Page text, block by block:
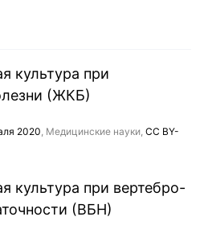
культура при
(ЖКБ)
2020, Медицинские науки, CC BY-
культура при вертебро-
(ВБН)